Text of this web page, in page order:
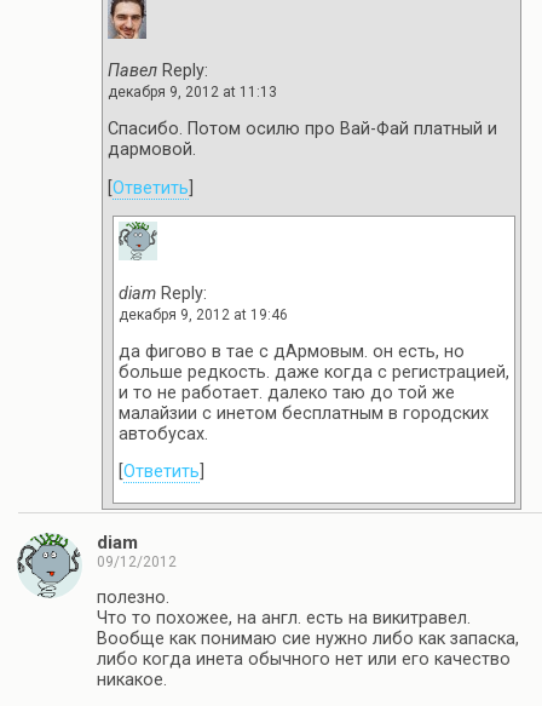
Павел Reply:
декабря 9, 2012 at 11:13
Спасибо. Потом осилю про Вай-Фай платный и
дармовой.
Ответить
diam Reply:
декабря 9, 2012 at 19:46
да фигово в тае с дАрмовым. он есть, но
больше редкость. даже когда с регистрацией,
и то не работает. далеко таю до той же
малайзии с инетом бесплатным в городских
автобусах.
Ответить
diam
09/12/2012
полезно.
Что то похожее, на англ. есть на викитравел.
Вообще как понимаю сие нужно либо как запаска,
либо когда инета обычного нет или его качество
никакое.